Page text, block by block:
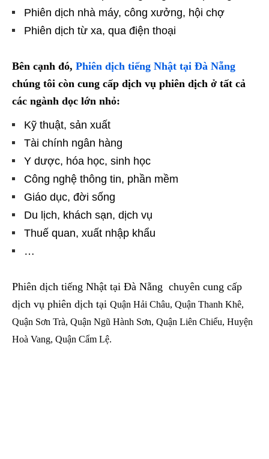
Phiên dịch nhà máy, công xưởng, hội chợ
Phiên dịch từ xa, qua điện thoại
Bên cạnh đó, Phiên dịch tiếng Nhật tại Đà Nẵng
chúng tôi còn cung cấp dịch vụ phiên dịch ở tất cả
các ngành dọc lớn nhỏ:
Kỹ thuật, sản xuất
Tài chính ngân hàng
Y dược, hóa học, sinh học
Công nghệ thông tin, phần mềm
Giáo dục, đời sống
Du lịch, khách sạn, dịch vụ
Thuế quan, xuất nhập khẩu
…
Phiên dịch tiếng Nhật tại Đà Nẵng chuyên cung cấp
dịch vụ phiên dịch tại Quận Hải Châu, Quận Thanh Khê,
Quận Sơn Trà, Quận Ngũ Hành Sơn, Quận Liên Chiểu, Huyện
Hoà Vang, Quận Cẩm Lệ.